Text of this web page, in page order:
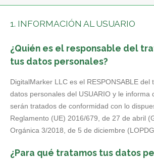
1. INFORMACIÓN AL USUARIO
¿Quién es el responsable del
tus datos personales?
DigitalMarker LLC es el RESPONSABLE del
datos personales del USUARIO y le informa
serán tratados de conformidad con lo
Reglamento (UE) 2016/679, de 27 de abril
Orgánica 3/2018, de 5 de diciembre
¿Para qué tratamos tus datos